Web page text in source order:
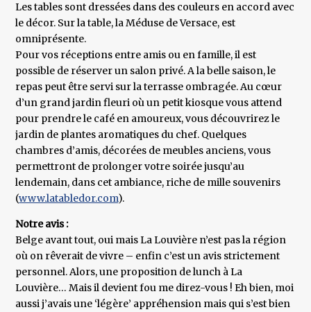
Les tables sont dressées dans des couleurs en accord avec
le décor. Sur la table, la Méduse de Versace, est
omniprésente.
Pour vos réceptions entre amis ou en famille, il est
possible de réserver un salon privé. A la belle saison, le
repas peut être servi sur la terrasse ombragée. Au cœur
d’un grand jardin fleuri où un petit kiosque vous attend
pour prendre le café en amoureux, vous découvrirez le
jardin de plantes aromatiques du chef. Quelques
chambres d’amis, décorées de meubles anciens, vous
permettront de prolonger votre soirée jusqu’au
lendemain, dans cet ambiance, riche de mille souvenirs
(www.latabledor.com).
Notre avis :
Belge avant tout, oui mais La Louvière n’est pas la région
où on rêverait de vivre – enfin c’est un avis strictement
personnel. Alors, une proposition de lunch à La
Louvière… Mais il devient fou me direz-vous ! Eh bien, moi
aussi j’avais une ‘légère’ appréhension mais qui s’est bien